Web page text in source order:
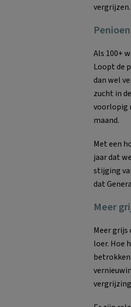
vergrijzen.
Als 100+
Loopt de
dan wel
zucht in
voorlopig
maand.
Met een
jaar dat
stijging
dat
Meer
Meer grijs
loer. Hoe